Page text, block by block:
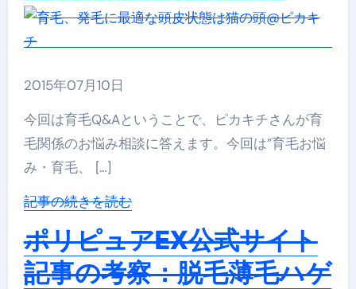
2015年07月10日
今回は育毛Q&Aということで、ピカキチさんが育
毛関係のお悩み相談に答えます。今回は”育毛お悩
み・育毛、 […]
記事の続きを読む
ポリピュアEX公式サイト
記事の考察：脱毛薄毛ハゲ